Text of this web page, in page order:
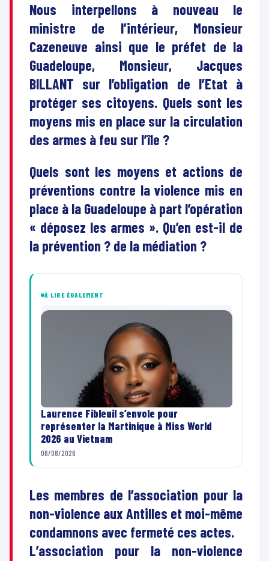
Nous interpellons à nouveau le
ministre de l’intérieur, Monsieur
Cazeneuve ainsi que le préfet de la
Guadeloupe, Monsieur, Jacques
BILLANT sur l’obligation de l’Etat à
protéger ses citoyens. Quels sont les
moyens mis en place sur la circulation
des armes à feu sur l’île ?
Quels sont les moyens et actions de
préventions contre la violence mis en
place à la Guadeloupe à part l’opération
« déposez les armes ». Qu’en est-il de
la prévention ? de la médiation ?
À LIRE ÉGALEMENT
Laurence Fibleuil s’envole pour
représenter la Martinique à Miss World
2026 au Vietnam
06/08/2026
Les membres de l’association pour la
non-violence aux Antilles et moi-même
condamnons avec fermeté ces actes.
L’association pour la non-violence